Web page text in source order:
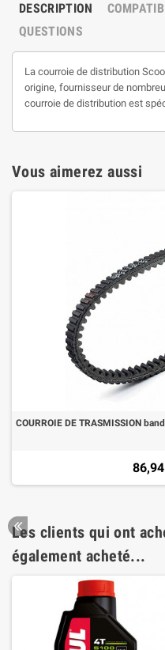
DESCRIPTION
QUESTIONS
La courroie de distribution
origine, fournisseur de
courroie de distribution est
Vous aimerez aussi
Les clients qui ont
également acheté...